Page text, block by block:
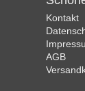
Kontakt
AGB